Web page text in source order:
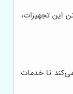
این تجهیزات،
تا خدمات